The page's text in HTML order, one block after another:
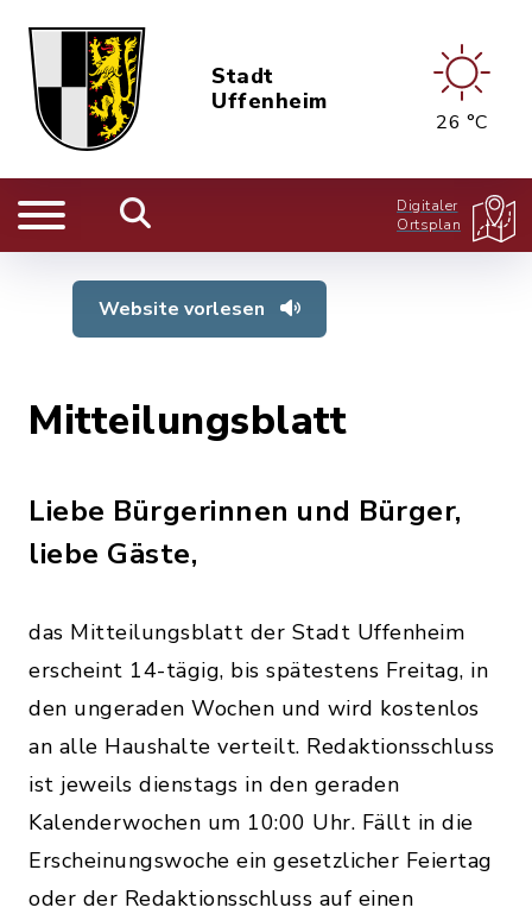
Stadt
Uffenheim
26 °C
Digitaler
Ortsplan
Website vorlesen
Mitteilungsblatt
Liebe Bürgerinnen und Bürger,
liebe Gäste,
das Mitteilungsblatt der Stadt Uffenheim
erscheint 14-tägig, bis spätestens Freitag, in
den ungeraden Wochen und wird kostenlos
an alle Haushalte verteilt. Redaktionsschluss
ist jeweils dienstags in den geraden
Kalenderwochen um 10:00 Uhr. Fällt in die
Erscheinungswoche ein gesetzlicher Feiertag
oder der Redaktionsschluss auf einen